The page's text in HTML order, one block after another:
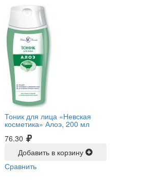
Тоник для лица «Невская
косметика» Алоэ, 200 мл
76.30
Добавить в корзину
Сравнить